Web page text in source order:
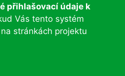
přihlašovací údaje k
Vás tento systém
stránkách projektu